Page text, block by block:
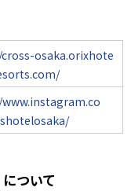
osaka.orixhote
ついて